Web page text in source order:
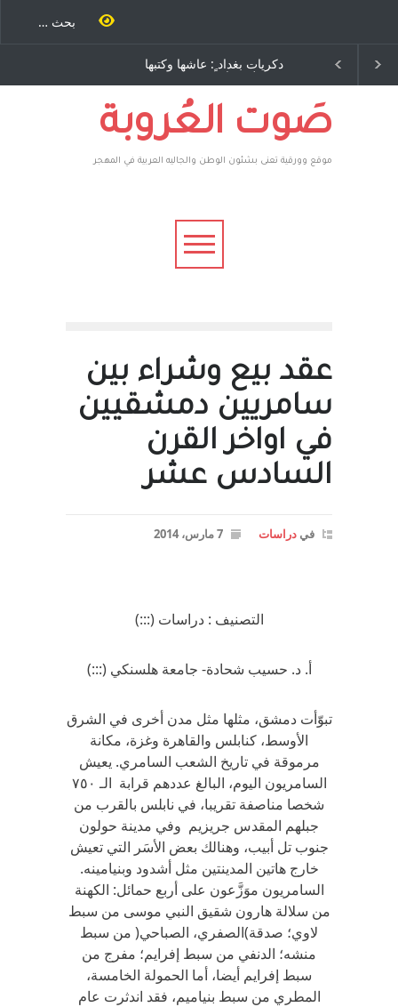
الاستيطان ومسلسل الخداع
المستمر - قلم : راسم عبيدات
صَوت العُروبة
موقع وورقية تعنى بشئون الوطن والجاليه العربية في المهجر
عقد بيع وشراء بين
سامريين دمشقيين
في اواخر القرن
السادس عشر
دراسات 7 مارس، 2014
التصنيف : دراسات (:::)
أ. د. حسيب شحادة- جامعة هلسنكي (:::)
تبوّأت دمشق، مثلها مثل مدن أخرى في الشرق
الأوسط، كنابلس والقاهرة وغزة، مكانة
مرموقة في تاريخ الشعب السامري. يعيش
السامريون اليوم، البالغ عددهم قرابة الـ ٧٥٠
شخصا مناصفة تقريبا، في نابلس بالقرب من
جبلهم المقدس جريزيم وفي مدينة حولون
جنوب تل أبيب، وهنالك بعض الأسَر التي تعيش
خارج هاتين المدينتين مثل أشدود وبنيامينه.
السامريون موَزَّعون على أربع حمائل: الكهنة
من سلالة هارون شقيق النبي موسى من سبط
لاوي؛ صدقة)الصفري، الصباحي( من سبط
منشه؛ الدنفي من سبط إفرايم؛ مفرج من
سبط إفرايم أيضا، أما الحمولة الخامسة،
المطري من سبط بنياميم، فقد اندثرت عام